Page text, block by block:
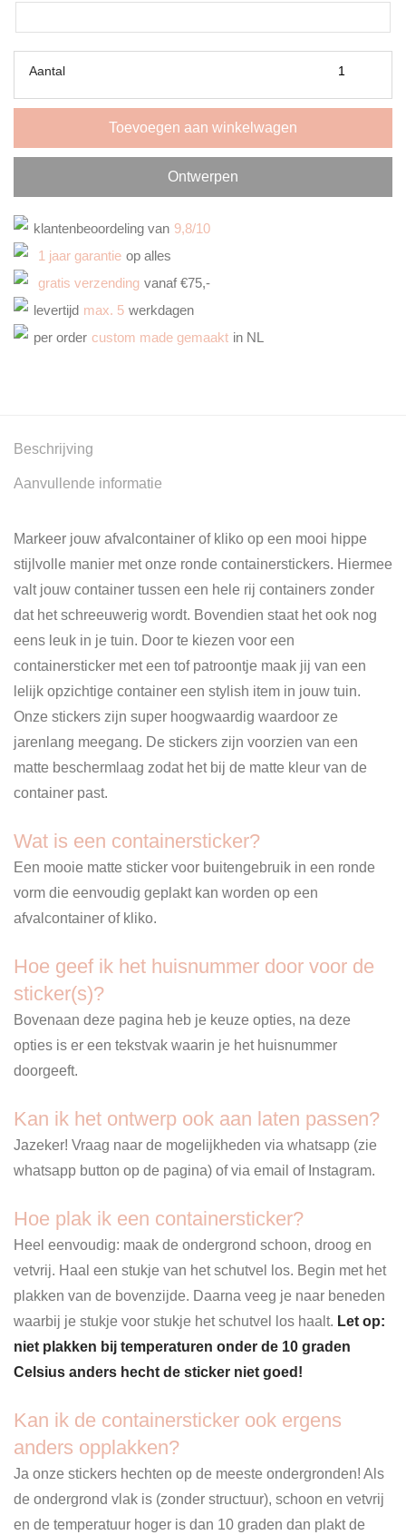
Aantal
Toevoegen aan winkelwagen
Ontwerpen
klantenbeoordeling van 9,8/10
1 jaar garantie op alles
gratis verzending vanaf €75,-
levertijd max. 5 werkdagen
per order custom made gemaakt in NL
Beschrijving
Aanvullende informatie
Markeer jouw afvalcontainer of kliko op een mooi hippe
stijlvolle manier met onze ronde containerstickers. Hiermee
valt jouw container tussen een hele rij containers zonder
dat het schreeuwerig wordt. Bovendien staat het ook nog
eens leuk in je tuin. Door te kiezen voor een
containersticker met een tof patroontje maak jij van een
lelijk opzichtige container een stylish item in jouw tuin.
Onze stickers zijn super hoogwaardig waardoor ze
jarenlang meegang. De stickers zijn voorzien van een
matte beschermlaag zodat het bij de matte kleur van de
container past.
Wat is een containersticker?
Een mooie matte sticker voor buitengebruik in een ronde
vorm die eenvoudig geplakt kan worden op een
afvalcontainer of kliko.
Hoe geef ik het huisnummer door voor de
sticker(s)?
Bovenaan deze pagina heb je keuze opties, na deze
opties is er een tekstvak waarin je het huisnummer
doorgeeft.
Kan ik het ontwerp ook aan laten passen?
Jazeker! Vraag naar de mogelijkheden via whatsapp (zie
whatsapp button op de pagina) of via email of Instagram.
Hoe plak ik een containersticker?
Heel eenvoudig: maak de ondergrond schoon, droog en
vetvrij. Haal een stukje van het schutvel los. Begin met het
plakken van de bovenzijde. Daarna veeg je naar beneden
waarbij je stukje voor stukje het schutvel los haalt. Let op:
niet plakken bij temperaturen onder de 10 graden
Celsius anders hecht de sticker niet goed!
Kan ik de containersticker ook ergens
anders opplakken?
Ja onze stickers hechten op de meeste ondergronden! Als
de ondergrond vlak is (zonder structuur), schoon en vetvrij
en de temperatuur hoger is dan 10 graden dan plakt de